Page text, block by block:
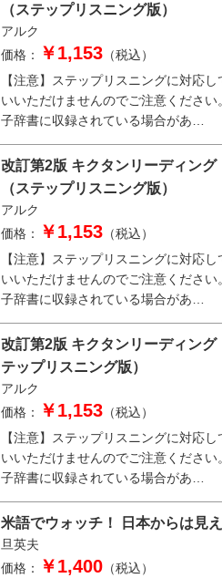
（ステップリスニング版）
アルク
価格：
￥1,153 （税込）
【注意】ステップリスニングに対応
いいただけませんのでご注意くださ
子辞書に収録されている場合があ…
改訂第2版 キクタンリーディン
（ステップリスニング版）
アルク
価格：
￥1,153 （税込）
【注意】ステップリスニングに対応
いいただけませんのでご注意くださ
子辞書に収録されている場合があ…
改訂第2版 キクタンリーディン
テップリスニング版）
アルク
価格：
￥1,153 （税込）
【注意】ステップリスニングに対応
いいただけませんのでご注意くださ
子辞書に収録されている場合があ…
米語でウォッチ！ 日本からは見
旦英夫
価格：
￥1,400 （税込）